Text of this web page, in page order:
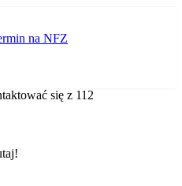
na NFZ
się z 112